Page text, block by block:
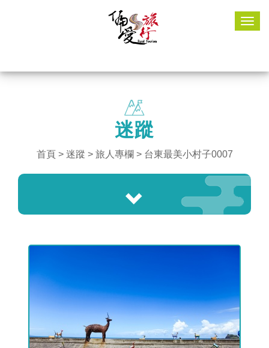
迷蹤
首頁> 迷蹤 > 旅人專欄 > 台東最美小村子0007